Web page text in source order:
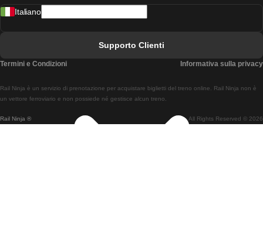
Treni Da Lisbon A Braga
Treni Da Braga A Lisbona
Rail Ninja ® All Rights Reserved © 2026
Rail Ninja è un servizio di prenotazione per acquistare biglietti del treno online. Rail Ninja non è
un vettore ferroviario e non possiede né gestisce alcun treno.
Italiano
Supporto Clienti
Termini e Condizioni Informativa sulla privacy